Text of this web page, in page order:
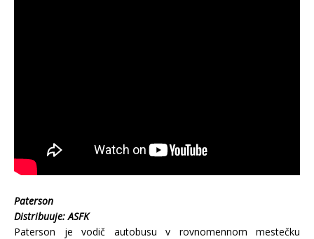
Paterson
Distribuuje: ASFK
Paterson je vodič autobusu v rovnomennom mestečku